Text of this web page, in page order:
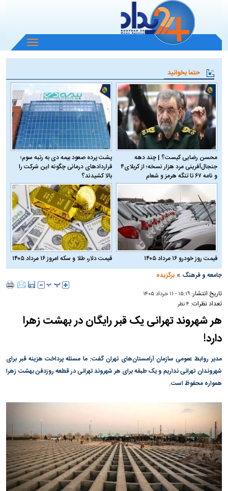
باز
و
منو
حتما بخوانید
محسن رضایی کیست؟ | چند دهه
جنجال‌آفرینی مرد هزار نسخه؛ از کربلای۴
و نامه ۶۷ تا تنگه هرمز و شعام
پشت پرده صعود بیمه دی به رتبه سوم؛
قراردادهای درمانی چگونه این شرکت را
بالا کشیدند؟
قیمت روز خودرو ۱۶ مرداد ۱۴۰۵
قیمت دلار، طلا و سکه امروز ۱۶ مرداد ۱۴۰۵
جامعه و فرهنگ »برگزیده
تاریخ انتشار:۱۵:۱۹ - ۱۱ خرداد ۱۴۰۵
تعداد نظرات: ۴ نظر
هر شهروند تهرانی یک قبر رایگان در بهشت زهرا
دارد!
مدیر روابط عمومی سازمان آرامستان‌های تهران گفت: ما مسئله پرداخت هزینه قبر برای
شهروندان تهرانی نداریم و یک طبقه برای هر شهروند تهرانی در قطعه روزدفن بهشت زهرا
همواره محفوظ است.